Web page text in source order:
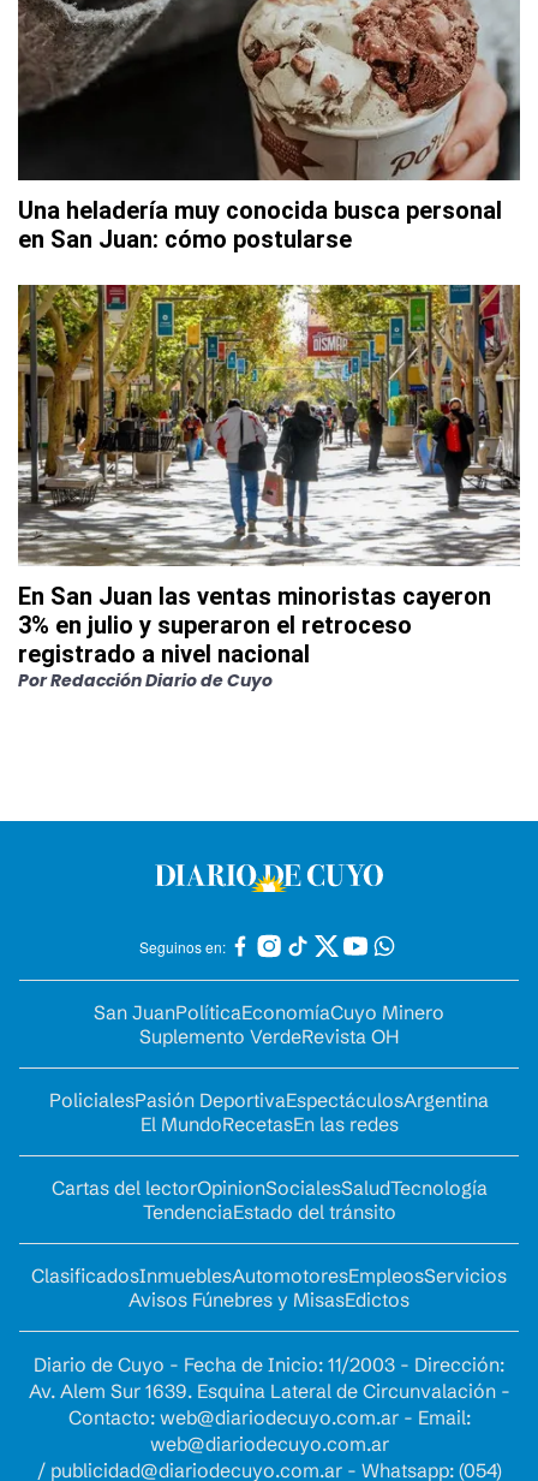
Una heladería muy conocida busca personal
en San Juan: cómo postularse
En San Juan las ventas minoristas cayeron
3% en julio y superaron el retroceso
registrado a nivel nacional
PorRedacción Diario de Cuyo
Seguinos en:
San JuanPolíticaEconomíaCuyo Minero
Suplemento VerdeRevista OH
PolicialesPasión DeportivaEspectáculosArgentina
El MundoRecetasEn las redes
Cartas del lectorOpinionSocialesSaludTecnología
TendenciaEstado del tránsito
ClasificadosInmueblesAutomotoresEmpleosServicios
Avisos Fúnebres y MisasEdictos
Diario de Cuyo - Fecha de Inicio: 11/2003 - Dirección:
Av. Alem Sur 1639. Esquina Lateral de Circunvalación -
Contacto: web@diariodecuyo.com.ar- Email:
web@diariodecuyo.com.ar
/ publicidad@diariodecuyo.com.ar- Whatsapp: (054)